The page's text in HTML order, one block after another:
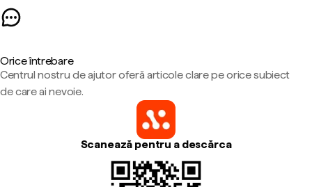
Orice întrebare
Centrul nostru de ajutor oferă articole clare pe orice subiect
de care ai nevoie.
Scanează pentru a descărca